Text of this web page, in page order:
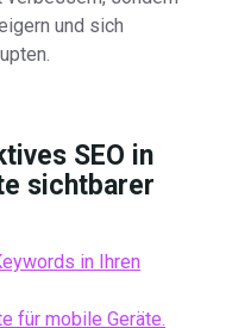
und sich
SEO in
sichtbarer
in Ihren
für mobile Geräte.